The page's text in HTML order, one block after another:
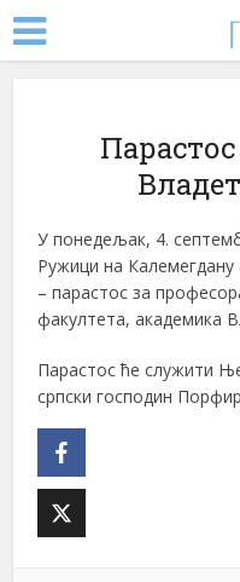
У понедељак, 4.
Ружици на
– парастос за
факултета, академика
Парастос ће служити
српски господин